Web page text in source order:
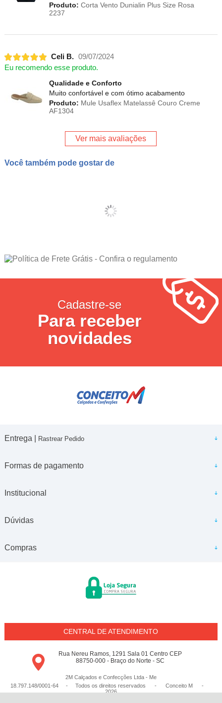
Produto: Corta Vento Dunialin Plus Size Rosa
2237
Celi B. 09/07/2024
Eu recomendo esse produto.
Qualidade e Conforto
Muito confortável e com ótimo acabamento
Produto: Mule Usaflex Matelassê Couro Creme
AF1304
Ver mais avaliações
Você também pode gostar de
Cadastre-se
Para receber
novidades
Entrega | Rastrear Pedido
Formas de pagamento
Institucional
Dúvidas
Compras
CENTRAL DE ATENDIMENTO
Rua Nereu Ramos, 1291 Sala 01 Centro CEP
88750-000 - Braço do Norte - SC
2M Calçados e Confecções Ltda - Me
18.797.148/0001-64 - Todos os direitos reservados
- Conceito M
-
2026